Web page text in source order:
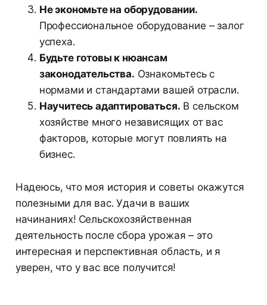
Не экономьте на оборудовании.
Профессиональное оборудование – залог
успеха.
Будьте готовы к нюансам
законодательства. Ознакомьтесь с
нормами и стандартами вашей отрасли.
Научитесь адаптироваться. В сельском
хозяйстве много независящих от вас
факторов, которые могут повлиять на
бизнес.
Надеюсь, что моя история и советы окажутся
полезными для вас. Удачи в ваших
начинаниях! Сельскохозяйственная
деятельность после сбора урожая – это
интересная и перспективная область, и я
уверен, что у вас все получится!